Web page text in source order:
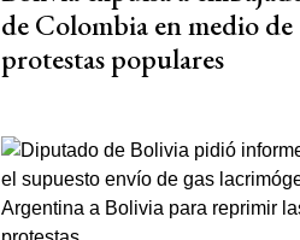
de Colombia en medio de
protestas populares